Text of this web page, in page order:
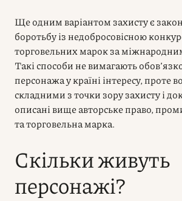
Ще одним варіантом захисту є
боротьбу із недобросовісною
торговельних марок за
Такі способи не вимагають
персонажа у країні інтересу, проте
складними з точки зору захисту і
описані вище авторське право,
та торговельна марка.
Скільки живуть
персонажі?